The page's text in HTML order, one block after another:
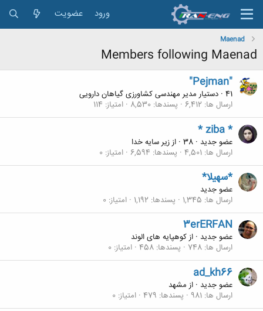
ورود عضویت
Maenad
Members following Maenad
"Pejman"
دستیار مدیر مهندسی کشاورزی گیاهان دارویی · 41
ارسال ها 6,412 پسندها 8,530 امتیاز 114
* ziba *
عضو جدید ·
· اززیر سایه خدا
ارسال ها 4,501 پسندها 6,594 امتیاز 0
*سهیلا*
عضو جدید
ارسال ها 1,345 پسندها 1,192 امتیاز 0
3erERFAN
عضو جدید · ازکوهپایه های الوند
ارسال ها 748 پسندها 458 امتیاز 0
ad_kh66
عضو جدید · از مشهد
ارسال ها 981 پسندها 479 امتیاز 0